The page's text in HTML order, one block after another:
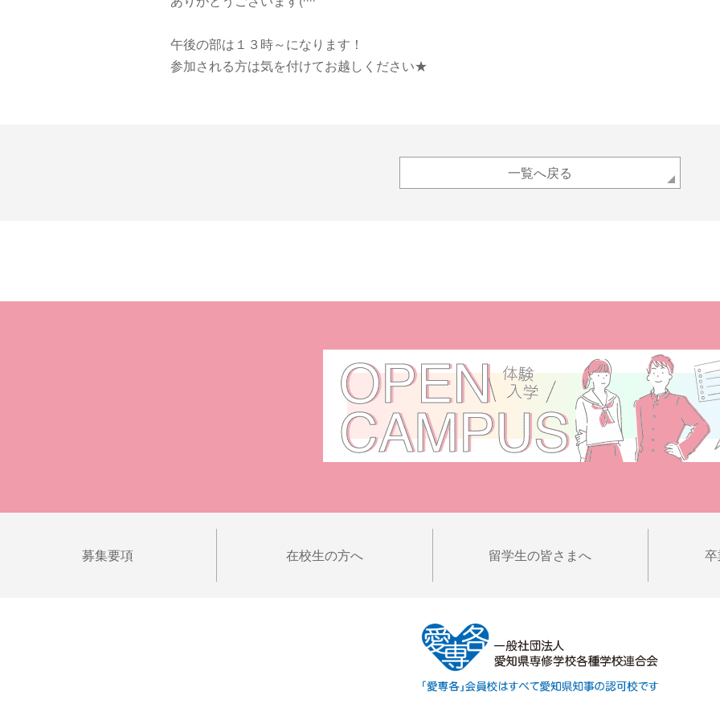
午後の部は１３時～になります！
参加される方は気を付けてお越しください★
一覧へ戻る
募集要項 在校生の方へ 留学生の皆さまへ